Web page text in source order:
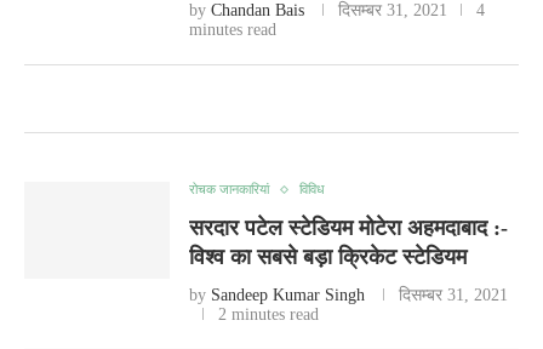
by Chandan Bais दिसम्बर 31, 2021
4
minutes read
रोचक जानकारियां विविध
सरदार पटेल स्टेडियम मोटेरा अहमदाबाद :-
विश्व का सबसे बड़ा क्रिकेट स्टेडियम
by Sandeep Kumar Singh
दिसम्बर 31, 2021
2 minutes read